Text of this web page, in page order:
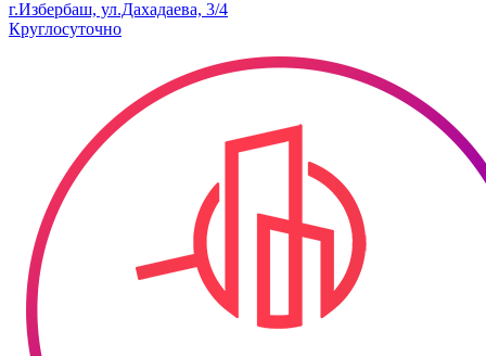
г.Избербаш, ул.Дахадаева, 3/4
Круглосуточно